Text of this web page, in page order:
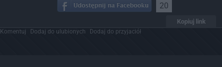
20
Kopiuj link
Komentuj Dodaj do ulubionych Dodaj do przyjaciół